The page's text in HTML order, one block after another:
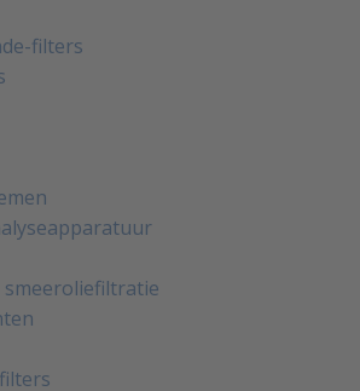
filters
smeeroliefiltratie